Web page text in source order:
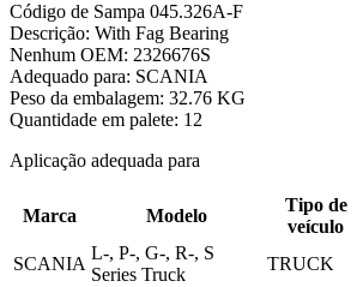
Código de Sampa 045.326A-F
Descrição: With Fag Bearing
Nenhum OEM: 2326676S
Adequado para: SCANIA
Peso da embalagem: 32.76 KG
Quantidade em palete: 12
Aplicação adequada para
Marca Modelo
Tipo de
veículo
SCANIA
L-, P-, G-, R-, S
Series Truck
TRUCK